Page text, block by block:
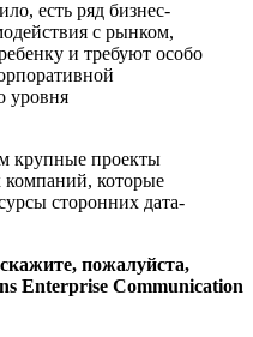
есть ряд бизнес-
с рынком,
и требуют особо
уровня
крупные проекты
которые
сторонних дата-
пожалуйста,
Enterprise Communication